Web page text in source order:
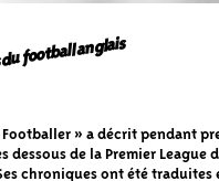
football anglais
Footballer » a décrit pendant
dessous de la Premier League
chroniques ont été traduites